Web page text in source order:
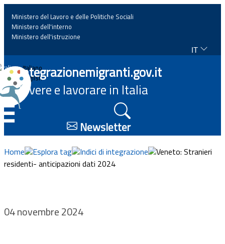
Home
News
Approfondimenti
Eventi
Progetti
Ministero del Lavoro e delle Politiche Sociali
Ministero dell'interno
Ministero dell'istruzione
IT
Italiano
English
Integrazionemigranti.gov.it
Vivere e lavorare in Italia
Newsletter
Home Esplora tag Indici di integrazione
Veneto: Stranieri
residenti- anticipazioni dati 2024
04 novembre 2024